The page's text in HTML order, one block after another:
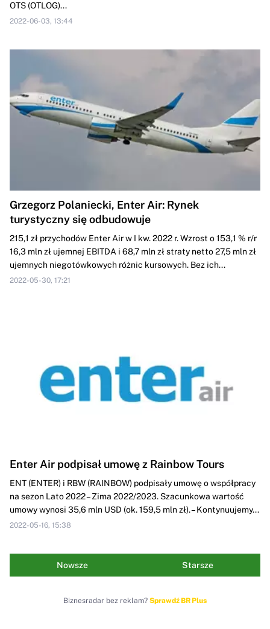
OTS (OTLOG)...
2022-06-03, 13:44
Grzegorz Polaniecki, Enter Air: Rynek
turystyczny się odbudowuje
215,1 zł przychodów Enter Air w I kw. 2022 r. Wzrost o 153,1 % r/r
16,3 mln zł ujemnej EBITDA i 68,7 mln zł straty netto 27,5 mln zł
ujemnych niegotówkowych różnic kursowych. Bez ich...
2022-05-30, 17:21
Enter Air podpisał umowę z Rainbow Tours
ENT (ENTER) i RBW (RAINBOW) podpisały umowę o współpracy
na sezon Lato 2022 – Zima 2022/2023. Szacunkowa wartość
umowy wynosi 35,6 mln USD (ok. 159,5 mln zł). – Kontynuujemy...
2022-05-16, 15:38
Nowsze Starsze
Biznesradar bez reklam? Sprawdź BR Plus